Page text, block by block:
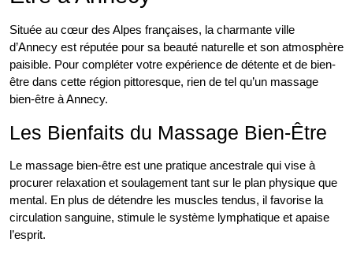
Située au cœur des Alpes françaises, la charmante ville
d’Annecy est réputée pour sa beauté naturelle et son atmosphère
paisible. Pour compléter votre expérience de détente et de bien-
être dans cette région pittoresque, rien de tel qu’un massage
bien-être à Annecy.
Les Bienfaits du Massage Bien-Être
Le massage bien-être est une pratique ancestrale qui vise à
procurer relaxation et soulagement tant sur le plan physique que
mental. En plus de détendre les muscles tendus, il favorise la
circulation sanguine, stimule le système lymphatique et apaise
l’esprit.